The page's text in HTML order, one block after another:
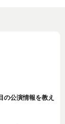
の公演情報を教え